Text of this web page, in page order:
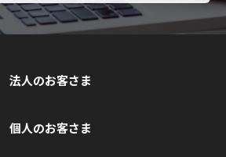
法人のお客さま
個人のお客さま